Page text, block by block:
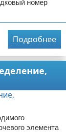
номер
Подробнее
элемента